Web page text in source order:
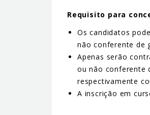
Requisito para
Os candidatos
não conferente de
Apenas serão
ou não conferente
respectivamente
A inscrição em